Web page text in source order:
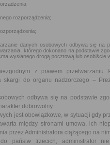
rozporządzenia;
danych osobowych odbywa się na
którego dokonano na podstawie
wysłanego drogą pocztową lub osobiście
z prawem przetwarzaniu
skargi do organu nadzorczego –
odbywa się na podstawie
dobrowolny.
jest obowiązkowe, w sytuacji gdy
między stronami umowa, ich
przez Administratora ciążącego na
państw trzecich, administrator nie